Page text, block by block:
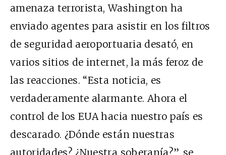
amenaza terrorista, Washington ha
enviado agentes para asistir en los filtros
de seguridad aeroportuaria desató, en
varios sitios de internet, la más feroz de
las reacciones. “Esta noticia, es
verdaderamente alarmante. Ahora el
control de los EUA hacia nuestro país es
descarado. ¿Dónde están nuestras